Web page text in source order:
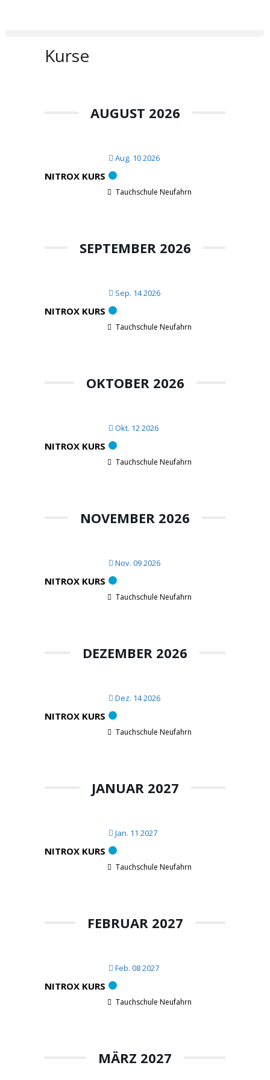
Kurse
AUGUST 2026
Aug. 10 2026
NITROX KURS
Tauchschule Neufahrn
SEPTEMBER 2026
Sep. 14 2026
NITROX KURS
Tauchschule Neufahrn
OKTOBER 2026
Okt. 12 2026
NITROX KURS
Tauchschule Neufahrn
NOVEMBER 2026
Nov. 09 2026
NITROX KURS
Tauchschule Neufahrn
DEZEMBER 2026
Dez. 14 2026
NITROX KURS
Tauchschule Neufahrn
JANUAR 2027
Jan. 11 2027
NITROX KURS
Tauchschule Neufahrn
FEBRUAR 2027
Feb. 08 2027
NITROX KURS
Tauchschule Neufahrn
MÄRZ 2027